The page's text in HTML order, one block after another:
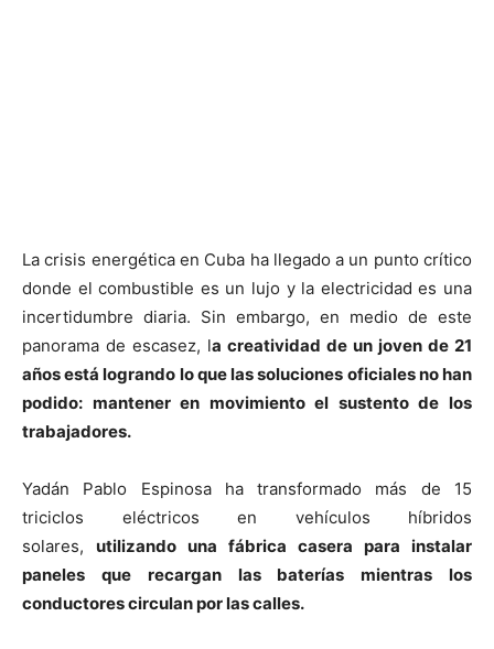
La crisis energética en Cuba ha llegado a un punto crítico
donde el combustible es un lujo y la electricidad es una
incertidumbre diaria. Sin embargo, en medio de este
panorama de escasez, la creatividad de un joven de 21
años está logrando lo que las soluciones oficiales no han
podido: mantener en movimiento el sustento de los
trabajadores.
Yadán Pablo Espinosa ha transformado más de 15
triciclos eléctricos en vehículos híbridos
solares, utilizando una fábrica casera para instalar
paneles que recargan las baterías mientras los
conductores circulan por las calles.